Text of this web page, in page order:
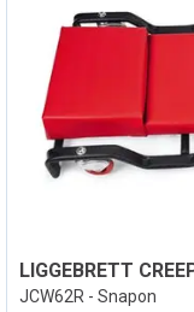
LIGGEBRETT
JCW62R - Snapon